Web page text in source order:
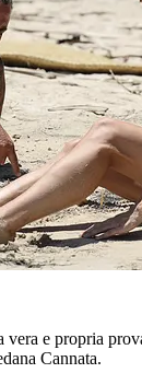
vera e propria
Cannata.